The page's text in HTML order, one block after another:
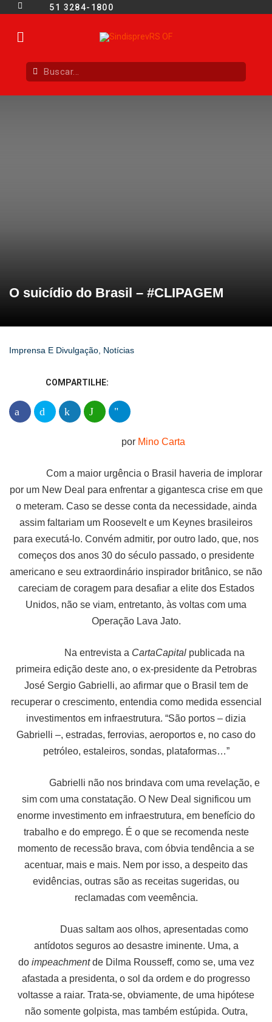
51 3284-1800
O suicídio do Brasil – #CLIPAGEM
Imprensa E Divulgação, Notícias
COMPARTILHE:
por Mino Carta
Com a maior urgência o Brasil haveria de implorar
por um New Deal para enfrentar a gigantesca crise em que
o meteram. Caso se desse conta da necessidade, ainda
assim faltariam um Roosevelt e um Keynes brasileiros
para executá-lo. Convém admitir, por outro lado, que, nos
começos dos anos 30 do século passado, o presidente
americano e seu extraordinário inspirador britânico, se não
careciam de coragem para desafiar a elite dos Estados
Unidos, não se viam, entretanto, às voltas com uma
Operação Lava Jato.
Na entrevista a CartaCapitalpublicada na
primeira edição deste ano, o ex-presidente da Petrobras
José Sergio Gabrielli, ao afirmar que o Brasil tem de
recuperar o crescimento, entendia como medida essencial
investimentos em infraestrutura. “São portos – dizia
Gabrielli –, estradas, ferrovias, aeroportos e, no caso do
petróleo, estaleiros, sondas, plataformas…”
Gabrielli não nos brindava com uma revelação, e
sim com uma constatação. O New Deal significou um
enorme investimento em infraestrutura, em benefício do
trabalho e do emprego. É o que se recomenda neste
momento de recessão brava, com óbvia tendência a se
acentuar, mais e mais. Nem por isso, a despeito das
evidências, outras são as receitas sugeridas, ou
reclamadas com veemência.
Duas saltam aos olhos, apresentadas como
antídotos seguros ao desastre iminente. Uma, a
do impeachmentde Dilma Rousseff, como se, uma vez
afastada a presidenta, o sol da ordem e do progresso
voltasse a raiar. Trata-se, obviamente, de uma hipótese
não somente golpista, mas também estúpida. Outra,